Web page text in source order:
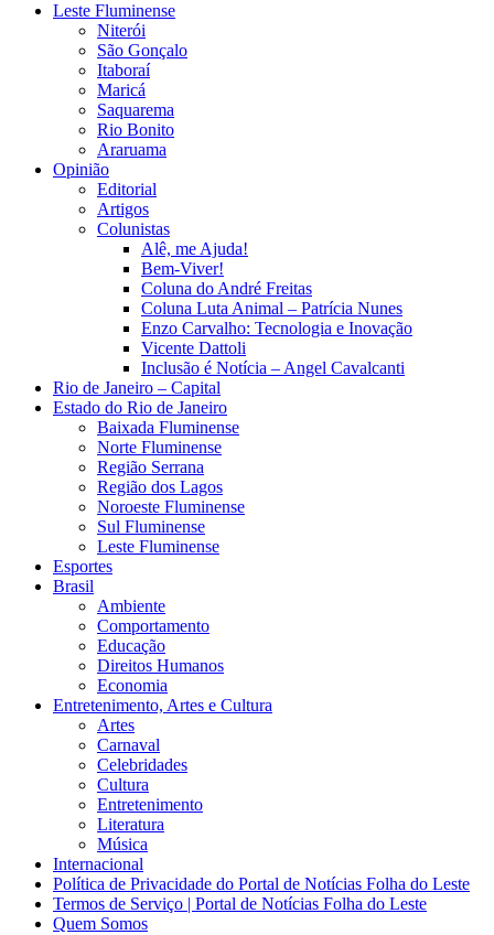
Leste Fluminense
Niterói
São Gonçalo
Itaboraí
Maricá
Saquarema
Rio Bonito
Araruama
Opinião
Editorial
Artigos
Colunistas
Alê, me Ajuda!
Bem-Viver!
Coluna do André Freitas
Coluna Luta Animal – Patrícia Nunes
Enzo Carvalho: Tecnologia e Inovação
Vicente Dattoli
Inclusão é Notícia – Angel Cavalcanti
Rio de Janeiro – Capital
Estado do Rio de Janeiro
Baixada Fluminense
Norte Fluminense
Região Serrana
Região dos Lagos
Noroeste Fluminense
Sul Fluminense
Leste Fluminense
Esportes
Brasil
Ambiente
Comportamento
Educação
Direitos Humanos
Economia
Entretenimento, Artes e Cultura
Artes
Carnaval
Celebridades
Cultura
Entretenimento
Literatura
Música
Internacional
Política de Privacidade do Portal de Notícias Folha do Leste
Termos de Serviço | Portal de Notícias Folha do Leste
Quem Somos